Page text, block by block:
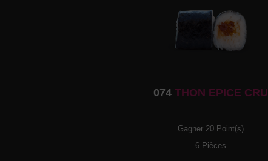
074 THON EPICE CRU
Gagner 20 Point(s)
6 Pièces